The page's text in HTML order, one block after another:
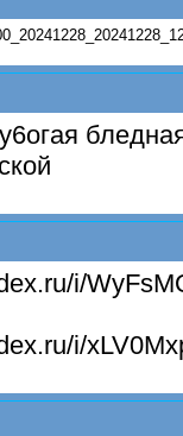
i/
i/